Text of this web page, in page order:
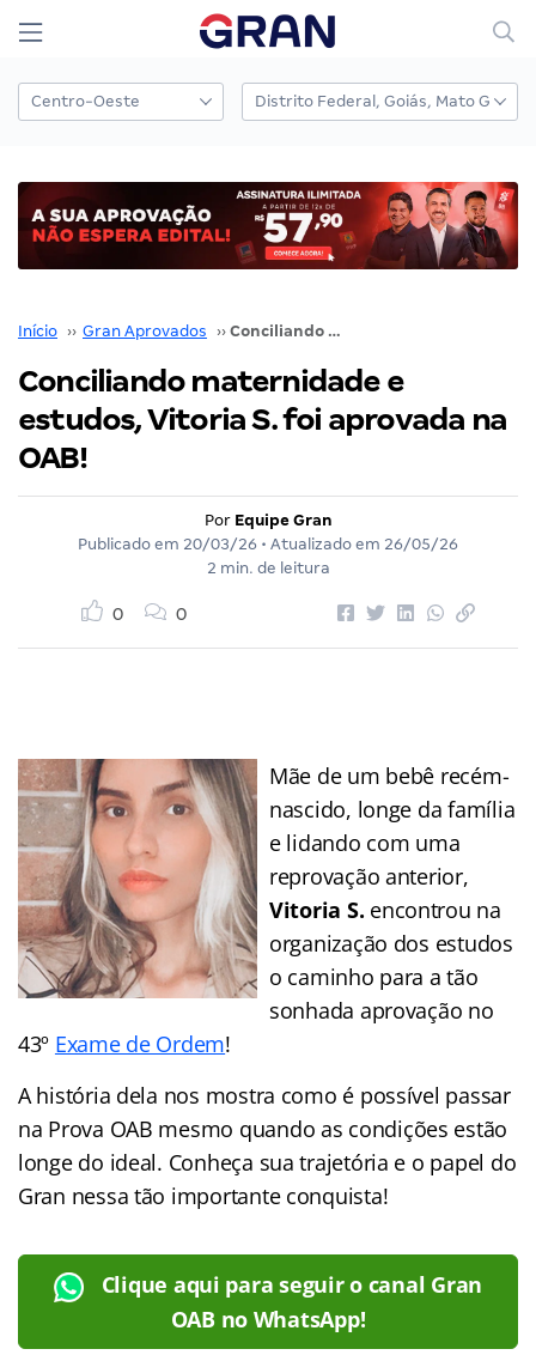
Início ›› Gran Aprovados ›› Conciliando maternidade e estudos, Vitoria S. foi aprovada na OAB!
Conciliando maternidade e
estudos, Vitoria S. foi aprovada na
OAB!
Por Equipe Gran
Publicado em 20/03/26 • Atualizado em 26/05/26
2 min. de leitura
0 0
Mãe de um bebê recém-
nascido, longe da família
e lidando com uma
reprovação anterior,
Vitoria S. encontrou na
organização dos estudos
o caminho para a tão
sonhada aprovação no
43º Exame de Ordem!
A história dela nos mostra como é possível passar
na Prova OAB mesmo quando as condições estão
longe do ideal. Conheça sua trajetória e o papel do
Gran nessa tão importante conquista!
Clique aqui para seguir o canal Gran
OAB no WhatsApp!